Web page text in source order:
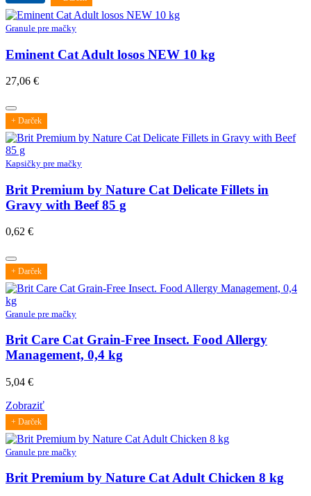
Granule pre mačky
Eminent Cat Adult losos NEW 10 kg
27,06 €
+ Darček
Kapsičky pre mačky
Brit Premium by Nature Cat Delicate Fillets in
Gravy with Beef 85 g
0,62 €
+ Darček
Granule pre mačky
Brit Care Cat Grain-Free Insect. Food Allergy
Management, 0,4 kg
5,04 €
Zobraziť
+ Darček
Granule pre mačky
Brit Premium by Nature Cat Adult Chicken 8 kg